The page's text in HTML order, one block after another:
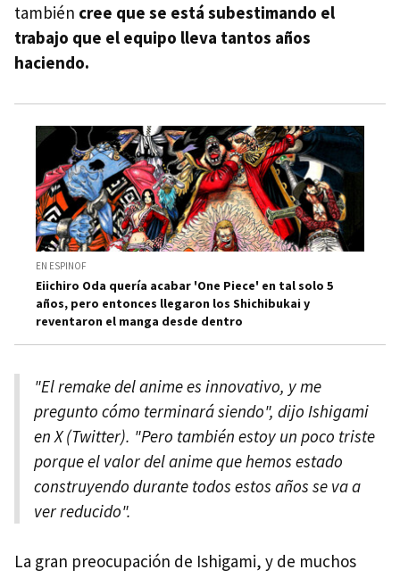
también cree que se está subestimando el
trabajo que el equipo lleva tantos años
haciendo.
EN ESPINOF
Eiichiro Oda quería acabar 'One Piece' en tal solo 5
años, pero entonces llegaron los Shichibukai y
reventaron el manga desde dentro
"El remake del anime es innovativo, y me
pregunto cómo terminará siendo", dijo Ishigami
en X (Twitter). "Pero también estoy un poco triste
porque el valor del anime que hemos estado
construyendo durante todos estos años se va a
ver reducido".
La gran preocupación de Ishigami, y de muchos